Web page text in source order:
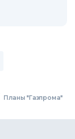
Планы "Газпрома"